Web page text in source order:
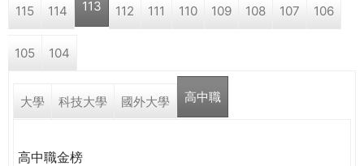
學a
r
e
115 114 113 112 111 110 109 108 107 106
105 104
大學 科技大學 國外大學 高中職
高中職金榜